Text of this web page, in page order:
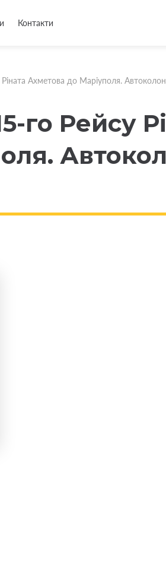
Контакти
Ахметова до Маріуполя.
го Рейсу